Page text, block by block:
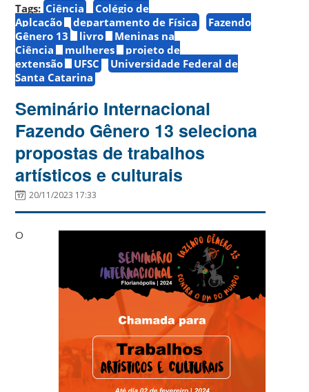
Tags: Ciência
Colégio de
Aplcação
departamento de Física
Fazendo
Gênero 13
livro
Meninas na
Ciência
mulheres
projeto de
extensão
UFSC
Universidade Federal de
Santa Catarina
Seminário Internacional
Fazendo Gênero 13 seleciona
propostas de trabalhos
artísticos e culturais
20/11/2023 17:33
O